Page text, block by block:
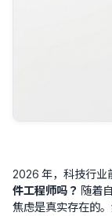
2026 年，科技行业
件工程师吗？ 随着
焦虑是真实存在的